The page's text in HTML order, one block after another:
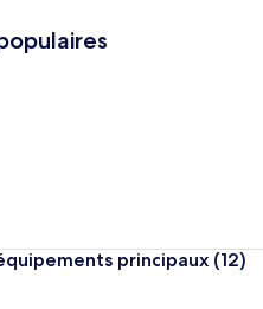
principaux (12)